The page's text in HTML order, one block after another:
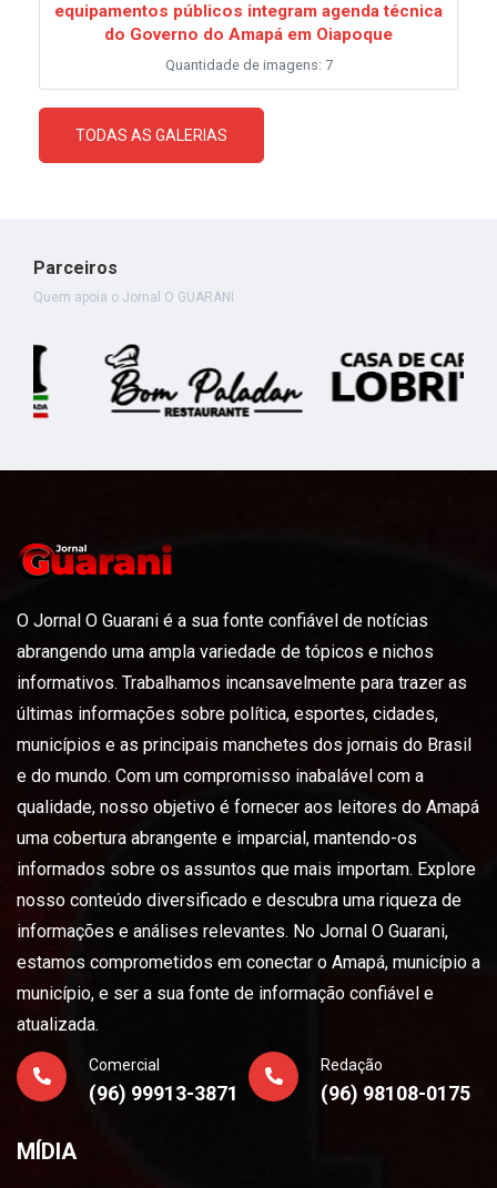
equipamentos públicos integram agenda técnica
do Governo do Amapá em Oiapoque
Quantidade de imagens: 7
TODAS AS GALERIAS
Parceiros
Quem apoia o Jornal O GUARANI
O Jornal O Guarani é a sua fonte confiável de notícias
abrangendo uma ampla variedade de tópicos e nichos
informativos. Trabalhamos incansavelmente para trazer as
últimas informações sobre política, esportes, cidades,
municípios e as principais manchetes dos jornais do Brasil
e do mundo. Com um compromisso inabalável com a
qualidade, nosso objetivo é fornecer aos leitores do Amapá
uma cobertura abrangente e imparcial, mantendo-os
informados sobre os assuntos que mais importam. Explore
nosso conteúdo diversificado e descubra uma riqueza de
informações e análises relevantes. No Jornal O Guarani,
estamos comprometidos em conectar o Amapá, município a
município, e ser a sua fonte de informação confiável e
atualizada.
Comercial
(96) 99913-3871
Redação
(96) 98108-0175
MÍDIA